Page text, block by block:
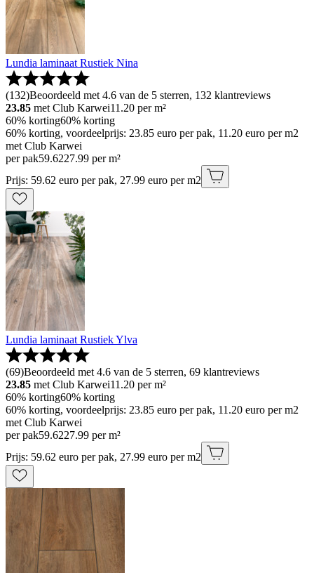
Lundia laminaat Rustiek Nina
(132)Beoordeeld met 4.6 van de 5 sterren, 132 klantreviews
23.85 met Club Karwei11.20 per m²
60% korting60% korting
60% korting, voordeelprijs: 23.85 euro per pak, 11.20 euro per m2
met Club Karwei
per pak59.6227.99 per m²
Prijs: 59.62 euro per pak, 27.99 euro per m2
Lundia laminaat Rustiek Ylva
(69)Beoordeeld met 4.6 van de 5 sterren, 69 klantreviews
23.85 met Club Karwei11.20 per m²
60% korting60% korting
60% korting, voordeelprijs: 23.85 euro per pak, 11.20 euro per m2
met Club Karwei
per pak59.6227.99 per m²
Prijs: 59.62 euro per pak, 27.99 euro per m2